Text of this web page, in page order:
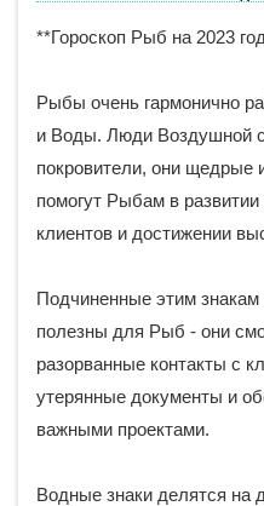
**Гороскоп Рыб на 2023
Рыбы очень гармонично
и Воды. Люди Воздушной
покровители, они щедрые
помогут Рыбам в
клиентов и достижении
Подчиненные этим
полезны для Рыб - они
разорванные контакты с
утерянные документы и
важными проектами.
Водные знаки делятся на